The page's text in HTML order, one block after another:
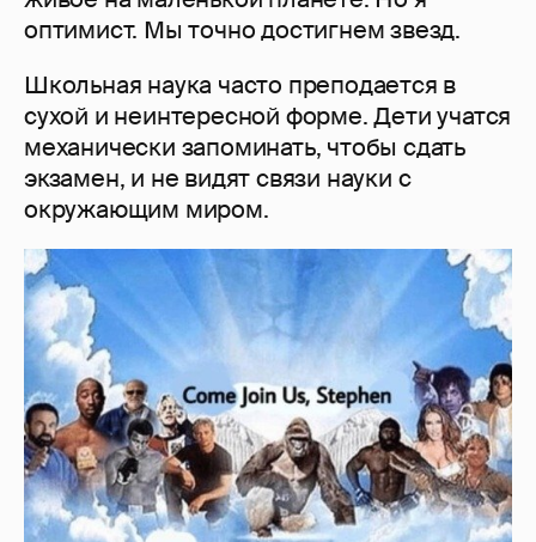
оптимист. Мы точно достигнем звезд.
Школьная наука часто преподается в
сухой и неинтересной форме. Дети учатся
механически запоминать, чтобы сдать
экзамен, и не видят связи науки с
окружающим миром.